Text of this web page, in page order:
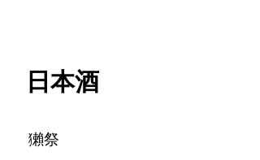
日本酒
​獺祭